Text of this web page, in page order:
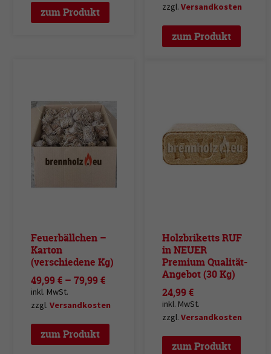
zum Produkt
zzgl. Versandkosten
zum Produkt
Feuerbällchen –
Karton
(verschiedene Kg)
49,99€ –79,99€
inkl. MwSt.
zzgl.Versandkosten
zum Produkt
Holzbriketts RUF
in NEUER
Premium Qualität-
Angebot (30 Kg)
24,99€
inkl. MwSt.
zzgl. Versandkosten
zum Produkt